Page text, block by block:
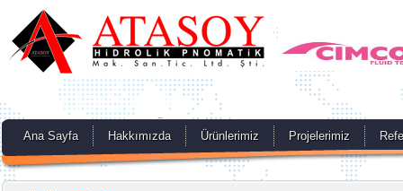
Ana Sayfa Hakkımızda Ürünlerimiz Projelerimiz